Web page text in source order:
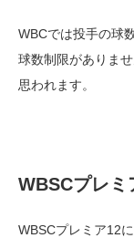
WBCでは投手の球
球数制限がありま
思われます。
WBSCプレミ
WBSCプレミア12